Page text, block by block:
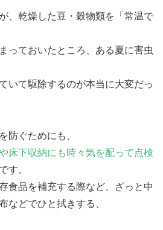
、乾燥した豆・穀物類を「常温で
っておいたところ、ある夏に害虫
いて駆除するのが本当に大変だっ
防ぐためにも、
床下収納にも時々気を配って点検
す。
食品を補充する際など、ざっと中
などでひと拭きする、